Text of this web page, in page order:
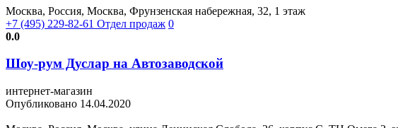
Москва, Россия, Москва, Фрунзенская набережная, 32, 1 этаж
+7 (495) 229-82-61 Отдел продаж 0
0.0
Шоу-рум Дуслар на Автозаводской
интернет-магазин
Опубликовано 14.04.2020